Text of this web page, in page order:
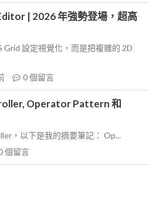
| 2026 年強勢登場，超高
設定視覺化，而是把複雜的 2D
0個留言
Operator Pattern 和
，以下是我的摘要筆記： Op...
個留言